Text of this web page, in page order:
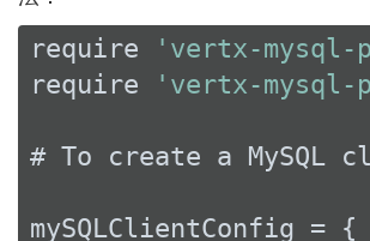
require
'vertx-mysql-
require
'vertx-mysql-
# To create a MySQL
mySQLClientConfig = {